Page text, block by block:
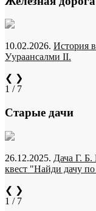
10.02.2026. История
Уураансалми II.
❮ ❯
1 / 7
Старые дачи
26.12.2025. Дача Г. Б.
квест "Найди дачу
❮ ❯
1 / 7